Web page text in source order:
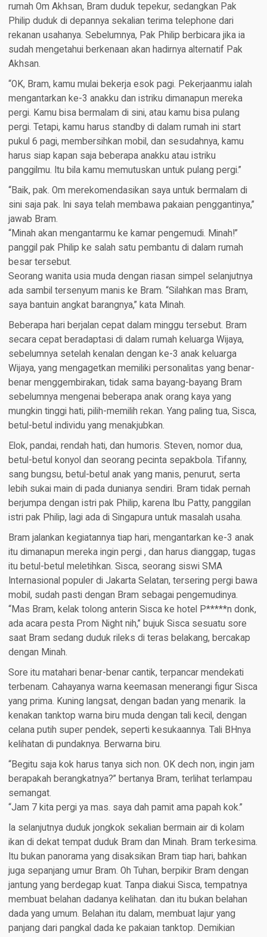
rumah Om Akhsan, Bram duduk tepekur, sedangkan Pak
Philip duduk di depannya sekalian terima telephone dari
rekanan usahanya. Sebelumnya, Pak Philip berbicara jika ia
sudah mengetahui berkenaan akan hadirnya alternatif Pak
Akhsan.
“OK, Bram, kamu mulai bekerja esok pagi. Pekerjaanmu ialah
mengantarkan ke-3 anakku dan istriku dimanapun mereka
pergi. Kamu bisa bermalam di sini, atau kamu bisa pulang
pergi. Tetapi, kamu harus standby di dalam rumah ini start
pukul 6 pagi, membersihkan mobil, dan sesudahnya, kamu
harus siap kapan saja beberapa anakku atau istriku
panggilmu. Itu bila kamu memutuskan untuk pulang pergi.”
“Baik, pak. Om merekomendasikan saya untuk bermalam di
sini saja pak. Ini saya telah membawa pakaian penggantinya,”
jawab Bram.
“Minah akan mengantarmu ke kamar pengemudi. Minah!”
panggil pak Philip ke salah satu pembantu di dalam rumah
besar tersebut.
Seorang wanita usia muda dengan riasan simpel selanjutnya
ada sambil tersenyum manis ke Bram. “Silahkan mas Bram,
saya bantuin angkat barangnya,” kata Minah.
Beberapa hari berjalan cepat dalam minggu tersebut. Bram
secara cepat beradaptasi di dalam rumah keluarga Wijaya,
sebelumnya setelah kenalan dengan ke-3 anak keluarga
Wijaya, yang mengagetkan memiliki personalitas yang benar-
benar menggembirakan, tidak sama bayang-bayang Bram
sebelumnya mengenai beberapa anak orang kaya yang
mungkin tinggi hati, pilih-memilih rekan. Yang paling tua, Sisca,
betul-betul individu yang menakjubkan.
Elok, pandai, rendah hati, dan humoris. Steven, nomor dua,
betul-betul konyol dan seorang pecinta sepakbola. Tifanny,
sang bungsu, betul-betul anak yang manis, penurut, serta
lebih sukai main di pada dunianya sendiri. Bram tidak pernah
berjumpa dengan istri pak Philip, karena Ibu Patty, panggilan
istri pak Philip, lagi ada di Singapura untuk masalah usaha.
Bram jalankan kegiatannya tiap hari, mengantarkan ke-3 anak
itu dimanapun mereka ingin pergi , dan harus dianggap, tugas
itu betul-betul meletihkan. Sisca, seorang siswi SMA
Internasional populer di Jakarta Selatan, tersering pergi bawa
mobil, sudah pasti dengan Bram sebagai pengemudinya.
“Mas Bram, kelak tolong anterin Sisca ke hotel P*****n donk,
ada acara pesta Prom Night nih,” bujuk Sisca sesuatu sore
saat Bram sedang duduk rileks di teras belakang, bercakap
dengan Minah.
Sore itu matahari benar-benar cantik, terpancar mendekati
terbenam. Cahayanya warna keemasan menerangi figur Sisca
yang prima. Kuning langsat, dengan badan yang menarik. Ia
kenakan tanktop warna biru muda dengan tali kecil, dengan
celana putih super pendek, seperti kesukaannya. Tali BHnya
kelihatan di pundaknya. Berwarna biru.
“Begitu saja kok harus tanya sich non. OK dech non, ingin jam
berapakah berangkatnya?” bertanya Bram, terlihat terlampau
semangat.
“Jam 7 kita pergi ya mas. saya dah pamit ama papah kok.”
Ia selanjutnya duduk jongkok sekalian bermain air di kolam
ikan di dekat tempat duduk Bram dan Minah. Bram terkesima.
Itu bukan panorama yang disaksikan Bram tiap hari, bahkan
juga sepanjang umur Bram. Oh Tuhan, berpikir Bram dengan
jantung yang berdegap kuat. Tanpa diakui Sisca, tempatnya
membuat belahan dadanya kelihatan. dan itu bukan belahan
dada yang umum. Belahan itu dalam, membuat lajur yang
panjang dari pangkal dada ke pakaian tanktop. Demikian